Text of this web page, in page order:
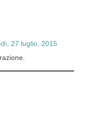
27 luglio, 2015